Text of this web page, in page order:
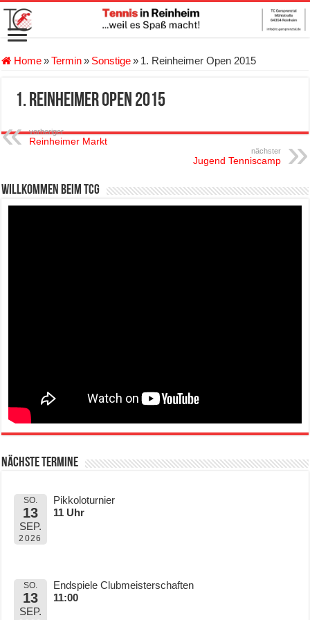
Home»Termin» Sonstige» 1. Reinheimer Open 2015
1. Reinheimer Open 2015
vorheriger
Reinheimer Markt
nächster
Jugend Tenniscamp
Willkommen beim TCG
Nächste Termine
SO.
13
SEP.
2026
Pikkoloturnier
11 Uhr
SO.
13
SEP.
Endspiele Clubmeisterschaften
11:00